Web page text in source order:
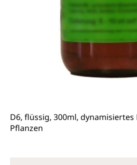
D6, flüssig, 300ml,
Pflanzen